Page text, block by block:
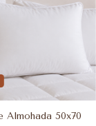
Almohada 50x70